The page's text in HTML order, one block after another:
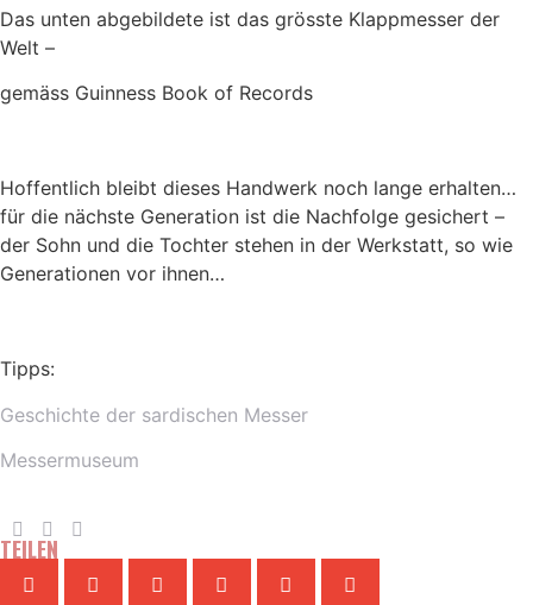
Das unten abgebildete ist das grösste Klappmesser der
Welt –
gemäss Guinness Book of Records
Hoffentlich bleibt dieses Handwerk noch lange erhalten…
für die nächste Generation ist die Nachfolge gesichert –
der Sohn und die Tochter stehen in der Werkstatt, so wie
Generationen vor ihnen…
Tipps:
Geschichte der sardischen Messer
Messermuseum
TEILEN